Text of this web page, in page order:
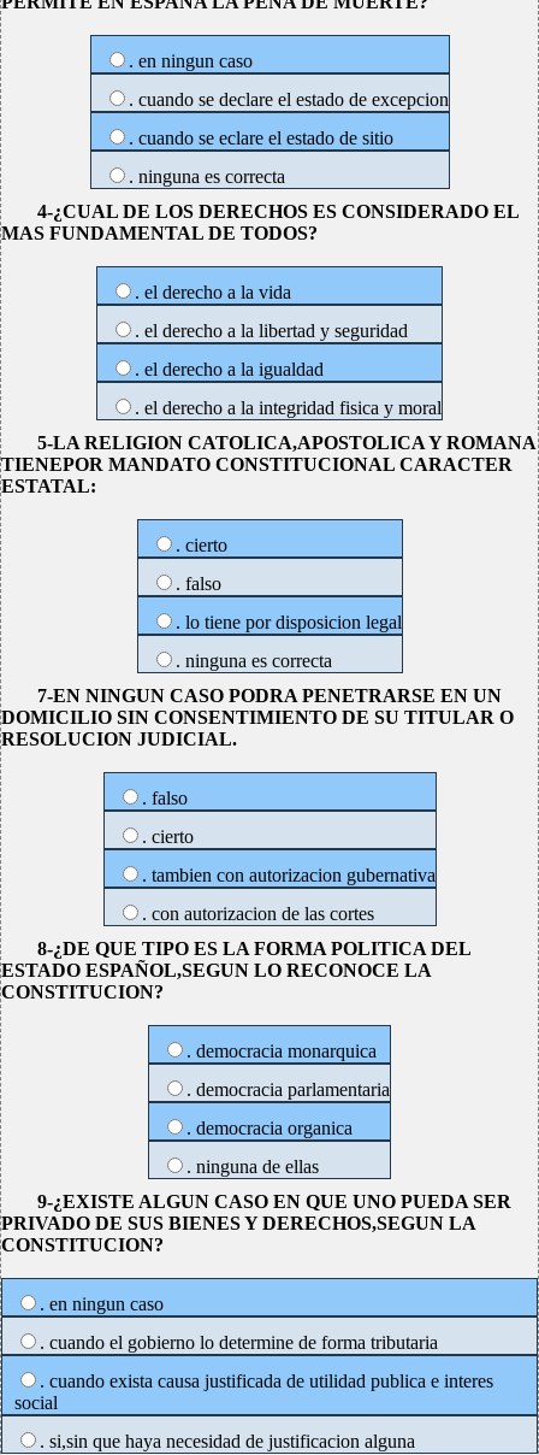
. en ningun caso
. cuando se declare el estado de excepcion
. cuando se eclare el estado de sitio
. ninguna es correcta
4-¿CUAL DE LOS DERECHOS ES CONSIDERADO EL
MAS FUNDAMENTAL DE TODOS?
. el derecho a la vida
. el derecho a la libertad y seguridad
. el derecho a la igualdad
. el derecho a la integridad fisica y moral
5-LA RELIGION CATOLICA,APOSTOLICA Y ROMANA
TIENEPOR MANDATO CONSTITUCIONAL CARACTER
ESTATAL:
. cierto
. falso
. lo tiene por disposicion legal
. ninguna es correcta
7-EN NINGUN CASO PODRA PENETRARSE EN UN
DOMICILIO SIN CONSENTIMIENTO DE SU TITULAR O
RESOLUCION JUDICIAL.
. falso
. cierto
. tambien con autorizacion gubernativa
. con autorizacion de las cortes
8-¿DE QUE TIPO ES LA FORMA POLITICA DEL
ESTADO ESPAÑOL,SEGUN LO RECONOCE LA
CONSTITUCION?
. democracia monarquica
. democracia parlamentaria
. democracia organica
. ninguna de ellas
9-¿EXISTE ALGUN CASO EN QUE UNO PUEDA SER
PRIVADO DE SUS BIENES Y DERECHOS,SEGUN LA
CONSTITUCION?
. en ningun caso
. cuando el gobierno lo determine de forma tributaria
. cuando exista causa justificada de utilidad publica e interes
social
. si,sin que haya necesidad de justificacion alguna